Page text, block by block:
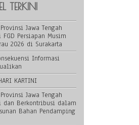
TERKINI
Jawa Tengah
Persiapan Musim
2026 di Surakarta
Informasi
KARTINI
Jawa Tengah
dan Berkontribusi dalam
Bahan Pendamping